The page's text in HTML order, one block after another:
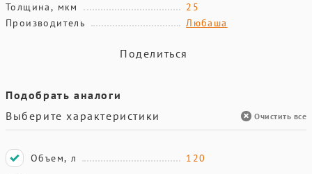
Толщина, мкм
25
Производитель
Любаша
Поделиться
Подобрать аналоги
Выберите характеристики
Очистить все
Объем, л
120